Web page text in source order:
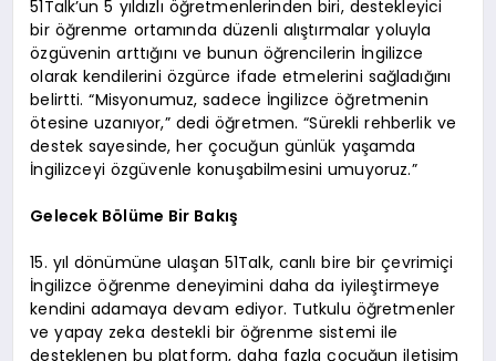
51Talk’un 5 yıldızlı öğretmenlerinden biri, destekleyici
bir öğrenme ortamında düzenli alıştırmalar yoluyla
özgüvenin arttığını ve bunun öğrencilerin İngilizce
olarak kendilerini özgürce ifade etmelerini sağladığını
belirtti. “Misyonumuz, sadece İngilizce öğretmenin
ötesine uzanıyor,” dedi öğretmen. “Sürekli rehberlik ve
destek sayesinde, her çocuğun günlük yaşamda
İngilizceyi özgüvenle konuşabilmesini umuyoruz.”
Gelecek Bölüme Bir Bakış
15. yıl dönümüne ulaşan 51Talk, canlı bire bir çevrimiçi
İngilizce öğrenme deneyimini daha da iyileştirmeye
kendini adamaya devam ediyor. Tutkulu öğretmenler
ve yapay zeka destekli bir öğrenme sistemi ile
desteklenen bu platform, daha fazla çocuğun iletişim